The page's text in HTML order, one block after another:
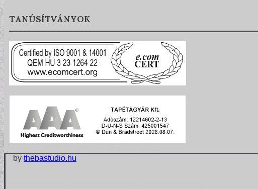
VINTAGE TAPÉTÁK
TANÚSÍTVÁNYOK
by thebastudio.hu